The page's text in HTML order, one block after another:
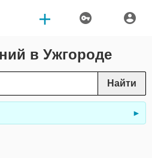
в Ужгороде
Найти
►